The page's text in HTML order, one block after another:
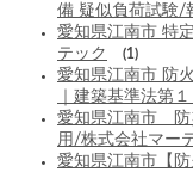
備 疑似負荷試験/
愛知県江南市 特
テック
(1)
愛知県江南市 防
｜建築基準法第
愛知県江南市 防
用/株式会社マー
愛知県江南市【